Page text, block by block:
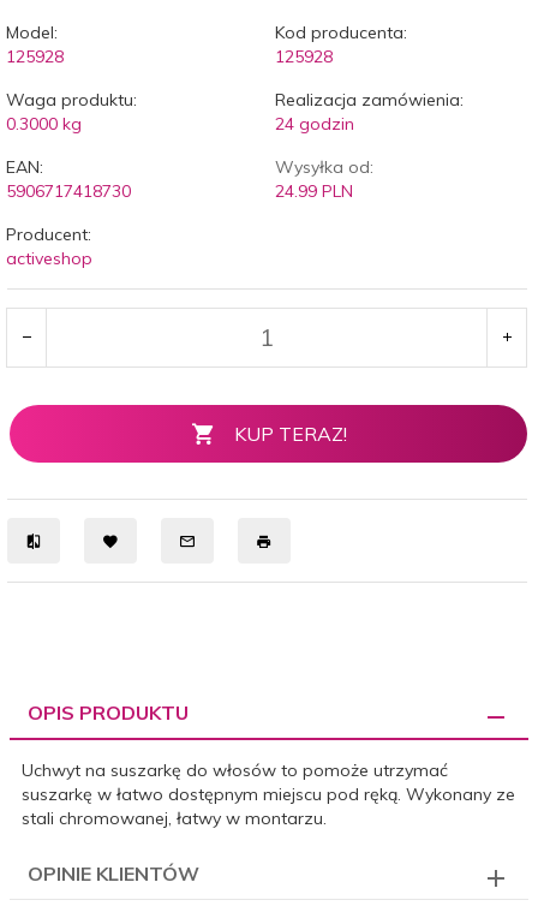
Model:
125928
Kod producenta:
125928
Waga produktu:
0.3000 kg
Realizacja zamówienia:
24 godzin
EAN:
5906717418730
Wysyłka od:
24.99 PLN
Producent:
activeshop
KUP TERAZ!
OPIS PRODUKTU
Uchwyt na suszarkę do włosów to pomoże utrzymać
suszarkę w łatwo dostępnym miejscu pod ręką. Wykonany ze
stali chromowanej, łatwy w montarzu.
OPINIE KLIENTÓW